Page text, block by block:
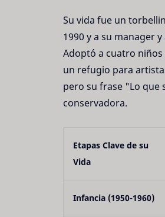
Su vida fue un
1990 y a su manager
Adoptó a cuatro niños
un refugio para
pero su frase "Lo que
conservadora.
Etapas Clave de su
Vida
Infancia (1950-1960)